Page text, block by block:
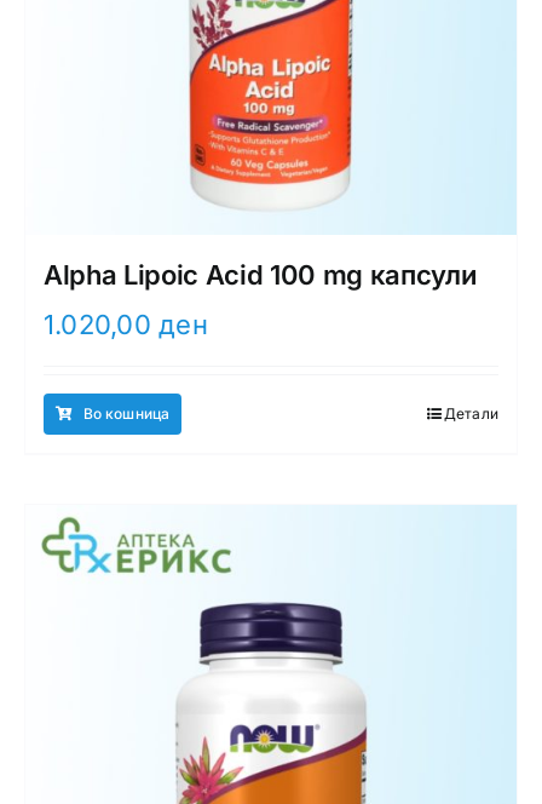
Alpha Lipoic Acid 100 mg капсули
1.020,00ден
Во кошница Детали